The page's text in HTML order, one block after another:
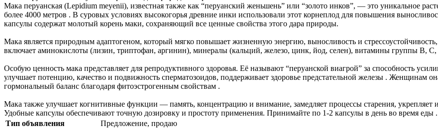
Мака перуанская (Lepidium meyenii), известная также как “перуанский женьшень” или “золото инков”, — это уникальное
более 4000 метров . В суровых условиях высокогорья древние инки использовали этот корнеплод для повышения
капсулы содержат молотый корень маки, сохраняющий все ценные свойства этого дара природы.
Мака является природным адаптогеном, который мягко повышает жизненную энергию, выносливость и
включает аминокислоты (лизин, триптофан, аргинин), минералы (кальций, железо, цинк, йод, селен), витамины группы В,
Особую ценность мака представляет для репродуктивного здоровья. Её называют “перуанской виагрой” за способность
улучшает потенцию, качество и подвижность сперматозоидов, поддерживает здоровье предстательной железы .
гормональный баланс благодаря фитоэстрогенным свойствам .
Мака также улучшает когнитивные функции — память, концентрацию и внимание, замедляет процессы старения, укрепляет
Удобные капсулы обеспечивают точную дозировку и простоту применения. Принимайте по 1-2 капсулы в день во время еды .
Тип объявления
Предложение, продаю